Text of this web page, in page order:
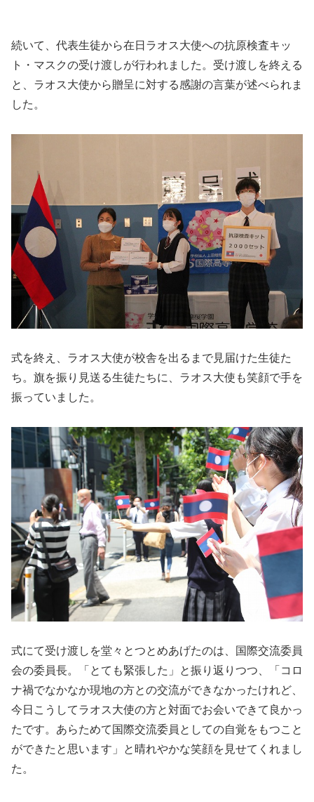
続いて、代表生徒から在日ラオス大使への抗原検査キッ
ト・マスクの受け渡しが行われました。受け渡しを終える
と、ラオス大使から贈呈に対する感謝の言葉が述べられま
した。
式を終え、ラオス大使が校舎を出るまで見届けた生徒た
ち。旗を振り見送る生徒たちに、ラオス大使も笑顔で手を
振っていました。
式にて受け渡しを堂々とつとめあげたのは、国際交流委員
会の委員長。「とても緊張した」と振り返りつつ、「コロ
ナ禍でなかなか現地の方との交流ができなかったけれど、
今日こうしてラオス大使の方と対面でお会いできて良かっ
たです。あらためて国際交流委員としての自覚をもつこと
ができたと思います」と晴れやかな笑顔を見せてくれまし
た。